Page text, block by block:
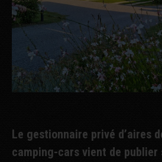
Le gestionnaire privé d’aires
camping-cars vient de